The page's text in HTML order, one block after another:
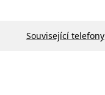
Související telefony